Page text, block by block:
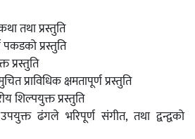
तथा प्रस्तुति
प्रस्तुति
प्रस्तुति
प्राविधिक क्षमतापूर्ण प्रस्तुति
शिल्पयुक्त प्रस्तुति
ढंगले भरिपूर्ण संगीत, तथा द्वन्द्वको